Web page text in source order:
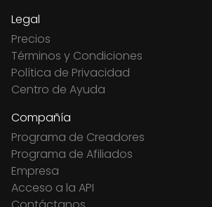
Legal
Precios
Términos y Condiciones
Política de Privacidad
Centro de Ayuda
Compañía
Programa de Creadores
Programa de Afiliados
Empresa
Acceso a la API